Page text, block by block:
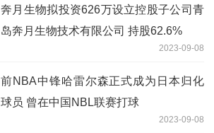
奔月生物拟投资626万设立控股子公司青
岛奔月生物技术有限公司 持股62.6%
2023-09-08
前NBA中锋哈雷尔森正式成为日本归化
球员 曾在中国NBL联赛打球
2023-09-08